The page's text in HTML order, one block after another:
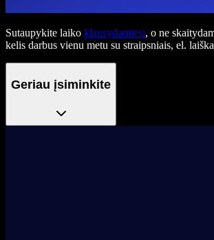
Sutaupykite laiko klausydamiesi, o ne
kelis darbus vienu metu su straipsniais, el.
Geriau įsiminkite